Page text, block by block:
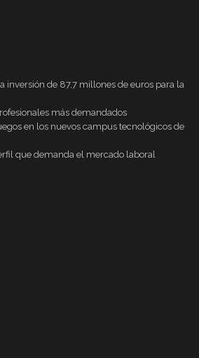
inversión de 87,7 millones de euros para la
más demandados
en los nuevos campus tecnológicos de
que demanda el mercado laboral